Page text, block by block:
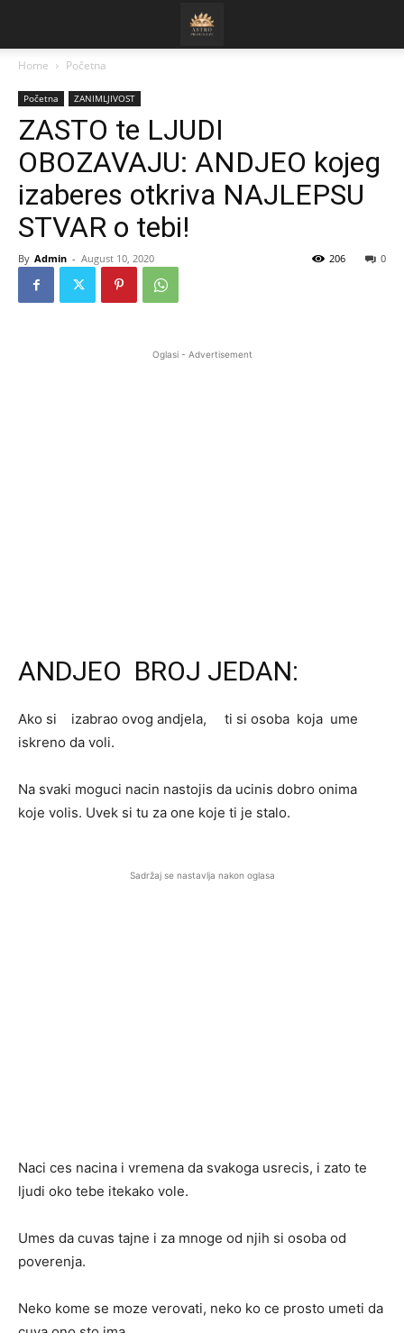
Home Početna
Početna ZANIMLJIVOST
ZASTO te LJUDI
OBOZAVAJU: ANDJEO kojeg
izaberes otkriva NAJLEPSU
STVAR o tebi!
By Admin - August 10, 2020 0
206
Oglasi - Advertisement
ANDJEO BROJ JEDAN:
Ako si izabrao ovog andjela, ti si osoba koja ume
iskreno da voli.
Na svaki moguci nacin nastojis da ucinis dobro onima
koje volis. Uvek si tu za one koje ti je stalo.
Sadržaj se nastavlja nakon oglasa
Naci ces nacina i vremena da svakoga usrecis, i zato te
ljudi oko tebe itekako vole.
Umes da cuvas tajne i za mnoge od njih si osoba od
poverenja.
Neko kome se moze verovati, neko ko ce prosto umeti da